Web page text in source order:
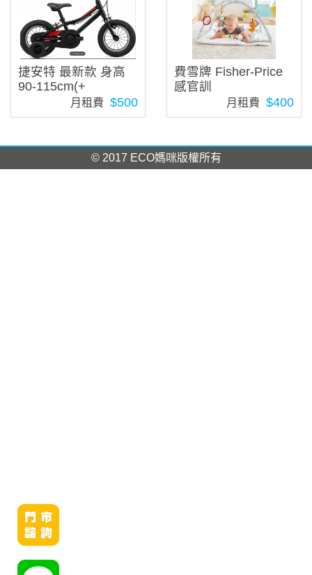
捷安特 最新款 身高
90-115cm(+
月租費 $500
費雪牌 Fisher-Price
感官訓
月租費 $400
© 2017 ECO媽咪版權所有